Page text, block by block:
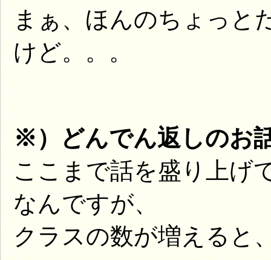
まぁ、ほんのちょっと
けど。。。
※）どんでん返しのお
ここまで話を盛り上げ
なんですが、
クラスの数が増えると